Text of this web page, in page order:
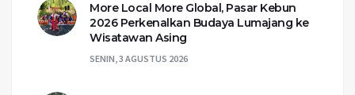
More Local More Global, Pasar Kebun
2026 Perkenalkan Budaya Lumajang ke
Wisatawan Asing
SENIN, 3 AGUSTUS 2026